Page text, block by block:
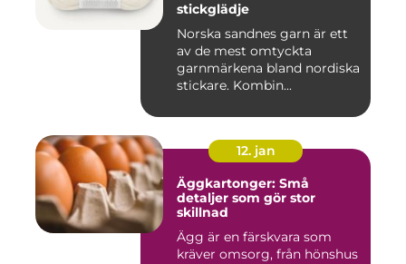
stickglädje
Norska sandnes garn är ett
av de mest omtyckta
garnmärkena bland nordiska
stickare. Kombin...
12. jan
Äggkartonger: Små
detaljer som gör stor
skillnad
Ägg är en färskvara som
kräver omsorg, från hönshus